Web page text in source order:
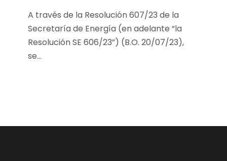
A través de la Resolución 607/23 de la
Secretaría de Energía (en adelante “la
Resolución SE 606/23”) (B.O. 20/07/23),
se...